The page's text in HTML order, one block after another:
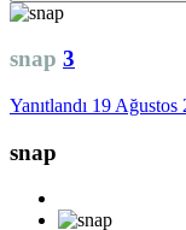
snap 3
Yanıtlandı 19 Ağustos
snap